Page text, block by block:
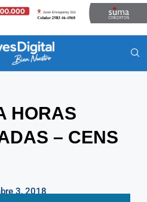
HORAS
– CENS
3, 2018